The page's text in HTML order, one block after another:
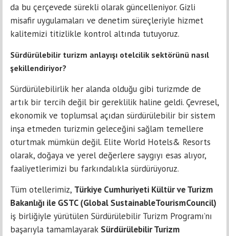
da bu çerçevede sürekli olarak güncelleniyor. Gizli
misafir uygulamaları ve denetim süreçleriyle hizmet
kalitemizi titizlikle kontrol altında tutuyoruz.
Sürdürülebilir turizm anlayışı otelcilik sektörünü nasıl
şekillendiriyor?
Sürdürülebilirlik her alanda olduğu gibi turizmde de
artık bir tercih değil bir gereklilik haline geldi. Çevresel,
ekonomik ve toplumsal açıdan sürdürülebilir bir sistem
inşa etmeden turizmin geleceğini sağlam temellere
oturtmak mümkün değil. Elite World Hotels& Resorts
olarak, doğaya ve yerel değerlere saygıyı esas alıyor,
faaliyetlerimizi bu farkındalıkla sürdürüyoruz.
Tüm otellerimiz, Türkiye Cumhuriyeti Kültür ve Turizm
Bakanlığı ile GSTC (Global SustainableTourismCouncil)
iş birliğiyle yürütülen Sürdürülebilir Turizm Programı’nı
başarıyla tamamlayarak Sürdürülebilir Turizm